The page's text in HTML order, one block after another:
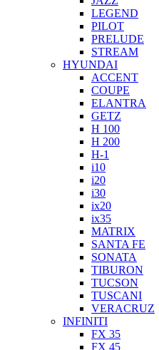
LEGEND
PILOT
PRELUDE
STREAM
HYUNDAI
ACCENT
COUPE
ELANTRA
GETZ
H 100
H 200
H-1
i10
i20
i30
ix20
ix35
MATRIX
SANTA FE
SONATA
TIBURON
TUCSON
TUSCANI
VERACRUZ
INFINITI
FX 35
FX 45